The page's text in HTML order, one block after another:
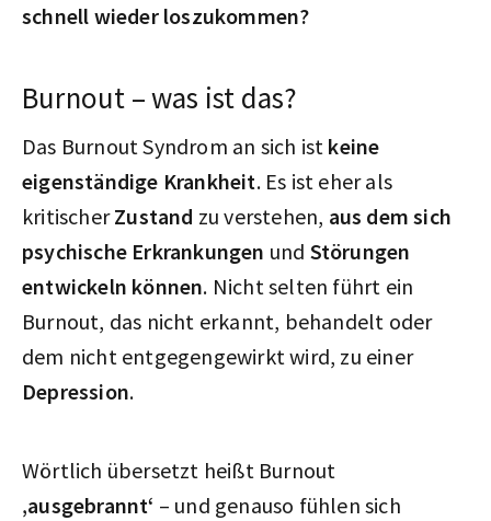
schnell wieder loszukommen?
Burnout – was ist das?
Das Burnout Syndrom an sich ist keine
eigenständige Krankheit. Es ist eher als
kritischerZustand zu verstehen, aus dem sich
psychische Erkrankungen und Störungen
entwickeln können. Nicht selten führt ein
Burnout, das nicht erkannt, behandelt oder
dem nicht entgegengewirkt wird, zu einer
Depression.
Wörtlich übersetzt heißt Burnout
‚ausgebrannt‘ – und genauso fühlen sich